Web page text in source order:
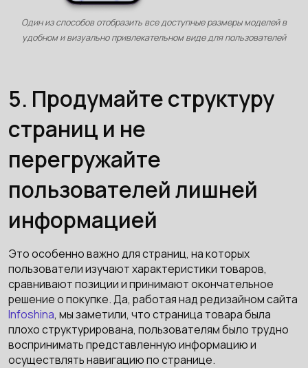
Один из способов отобразить все доступные размеры моделей в
удобном и визуально привлекательном виде для пользователей
5. Продумайте структуру
страниц и не
перегружайте
пользователей лишней
информацией
Это особенно важно для страниц, на которых
пользователи изучают характеристики товаров,
сравнивают позиции и принимают окончательное
решение о покупке. Да, работая над редизайном сайта
Infoshina, мы заметили, что страница товара была
плохо структурирована, пользователям было трудно
воспринимать представленную информацию и
осуществлять навигацию по странице.